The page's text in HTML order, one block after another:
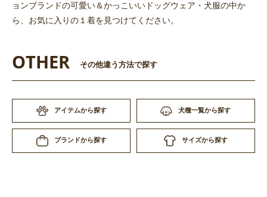
ョンブランドの可愛い＆かっこいいドッグウェア・犬服の中か
ら、お気に入りの１着を見つけてください。
OTHER その他違う方法で探す
アイテムから探す 犬種一覧から探す
ブランドから探す サイズから探す